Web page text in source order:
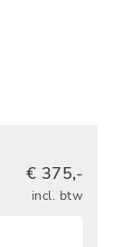
€ 375,-
incl. btw